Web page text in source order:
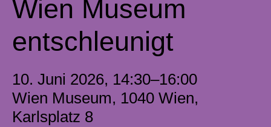
Wien Museum
entschleunigt
10. Juni 2026, 14:30–16:00
Wien Museum, 1040 Wien,
Karlsplatz 8